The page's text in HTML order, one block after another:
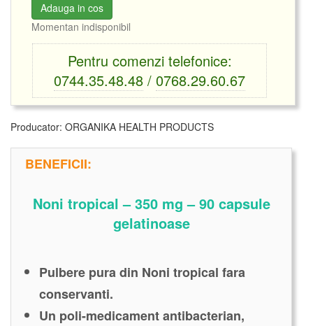
Adauga in cos
Momentan indisponibil
Pentru comenzi telefonice:
0744.35.48.48 / 0768.29.60.67
Producator: ORGANIKA HEALTH PRODUCTS
BENEFICII:
Noni tropical – 350 mg – 90 capsule
gelatinoase
Pulbere pura din Noni tropical fara
conservanti.
Un poli-medicament antibacterian,